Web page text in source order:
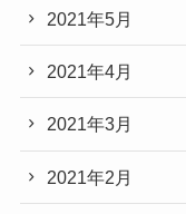
2021年5月
2021年4月
2021年3月
2021年2月